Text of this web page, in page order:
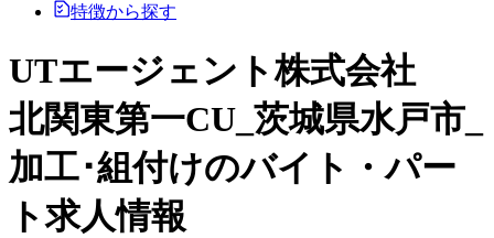
特徴から探す
UTエージェント株式会社
北関東第一CU_茨城県水戸市_
加工･組付けのバイト・パー
ト求人情報